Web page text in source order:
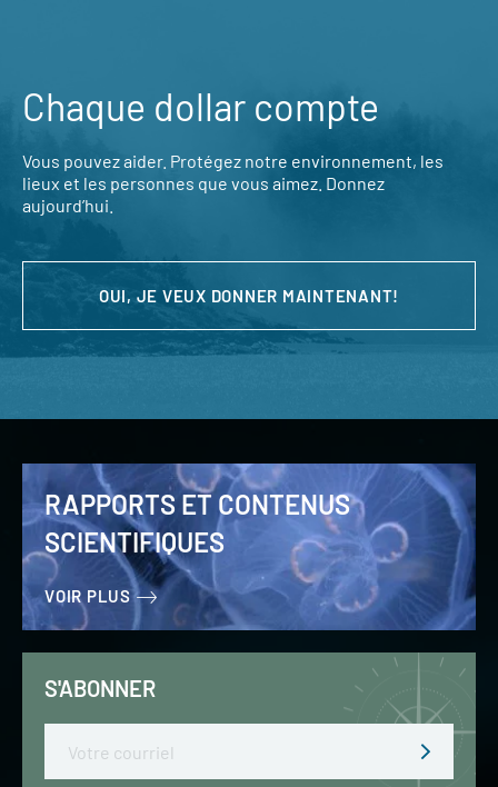
Chaque dollar compte
Vous pouvez aider. Protégez notre environnement, les
lieux et les personnes que vous aimez. Donnez
aujourd’hui.
OUI, JE VEUX DONNER MAINTENANT!
RAPPORTS ET CONTENUS
SCIENTIFIQUES
VOIR PLUS
S'ABONNER